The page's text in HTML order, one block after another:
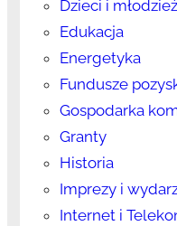
Dzieci i młodzież
Edukacja
Energetyka
Fundusze
Gospodarka
Granty
Historia
Imprezy i
Internet i